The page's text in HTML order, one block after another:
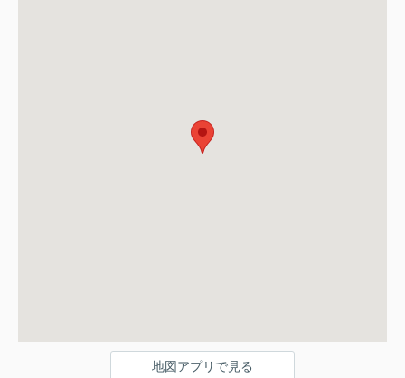
地図アプリで見る